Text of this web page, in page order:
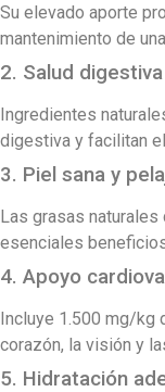
Su elevado aporte
mantenimiento de
2. Salud
Ingredientes
digestiva y facilitan
3. Piel sana y
Las grasas
esenciales
4. Apoyo
Incluye 1.500 mg/kg
corazón, la visión y
5. Hidratación